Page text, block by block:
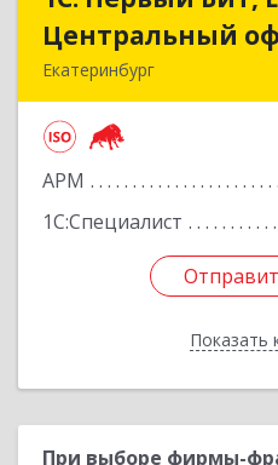
Центральный
Екатеринбург
АРМ
1С:Специалист
Показать
Екатеринбург г,
При выборе фирмы-